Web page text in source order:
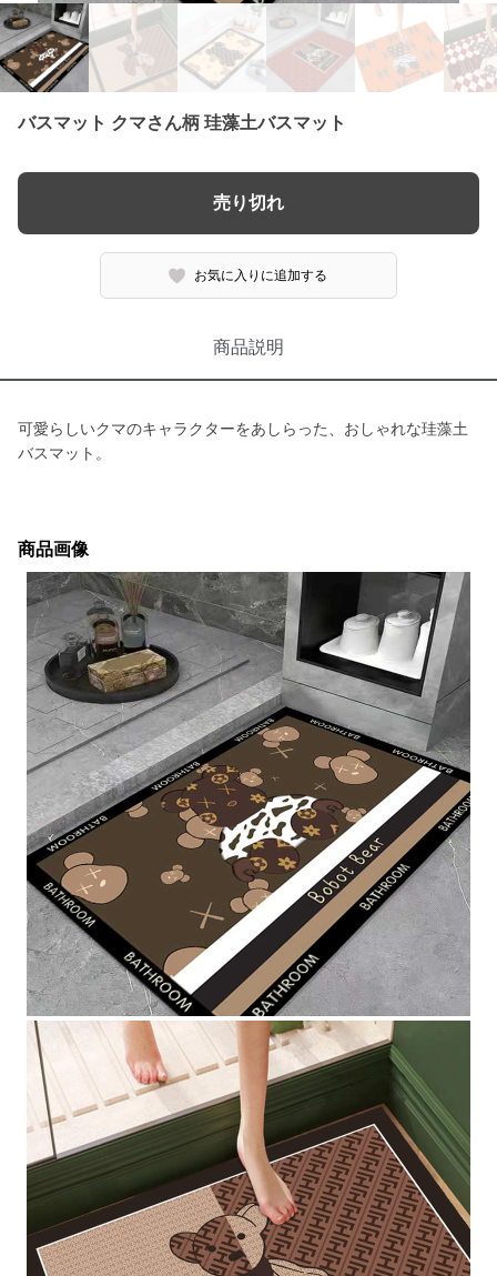
バスマット クマさん柄 珪藻土バスマット
売り切れ
お気に入りに追加する
商品説明
可愛らしいクマのキャラクターをあしらった、おしゃれな珪藻土
バスマット。
商品画像